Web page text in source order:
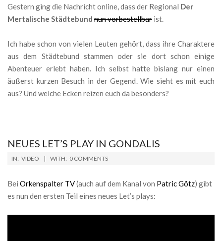
Gestern ging die Nachricht online, dass der Regional Der
Mertalische Städtebund nun vorbestellbar ist.
Ich habe schon von vielen Leuten gehört, dass ihre Charaktere
aus dem Städtebund stammen oder sie dort schon einige
Abenteuer erlebt haben. Ich selbst hatte bislang nur einen
äußerst kurzen Besuch in der Gegend. Wie sieht es mit euch
aus? Und welche Ecken reizen euch da besonders?
NEUES LET’S PLAY IN GONDALIS
2019-
16
IN: VIDEO WITH: 0 COMMENTS
Bei Orkenspalter TV(auch auf dem Kanal von Patric Götz) gibt
es nun den ersten Teil eines neues Let’s plays: